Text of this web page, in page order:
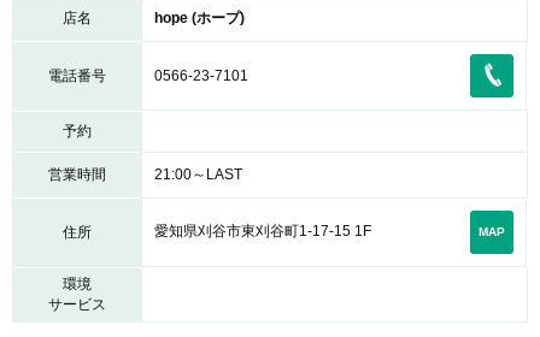
店名 hope (ホープ)
電話番号 0566-23-7101
予約
営業時間 21:00～LAST
住所 愛知県刈谷市東刈谷町1-17-15 1F MAP
環境
サービス